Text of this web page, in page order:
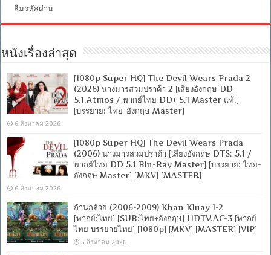
อังกฤษ
ซับ
ชัด]
[MKV]
[MASTER]
ลืมรหัสผ่าน
หนังเรื่องล่าสุด
[1080p Super HQ] The Devil Wears Prada 2
(2026) นางมารสวมปราด้า 2 [เสียงอังกฤษ DD+
5.1.Atmos / พากย์ไทย DD+ 5.1 Master แท้.]
[บรรยาย: ไทย-อังกฤษ Master]
6 สิงหาคม 2026
[1080p Super HQ] The Devil Wears Prada
(2006) นางมารสวมปราด้า [เสียงอังกฤษ DTS: 5.1 /
พากย์ไทย DD 5.1 Blu-Ray Master] [บรรยาย: ไทย-
อังกฤษ Master] [MKV] [MASTER]
6 สิงหาคม 2026
ก้านกล้วย (2006-2009) Khan Kluay 1-2
[พากย์:ไทย] [SUB:ไทย+อังกฤษ] HDTV.AC-3 [พากย์
ไทย บรรยายไทย] [1080p] [MKV] [MASTER] [VIP]
5 สิงหาคม 2026